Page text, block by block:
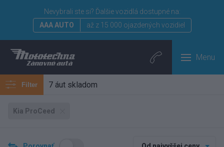
Nevybrali ste si? Ďalšie vozidlá dostupné na:
AAA AUTO
až z 15 000 ojazdených vozidiel
Menu
Filter 7 áut skladom
Kia ProCeed